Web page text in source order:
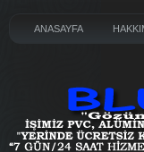
ANASAYFA